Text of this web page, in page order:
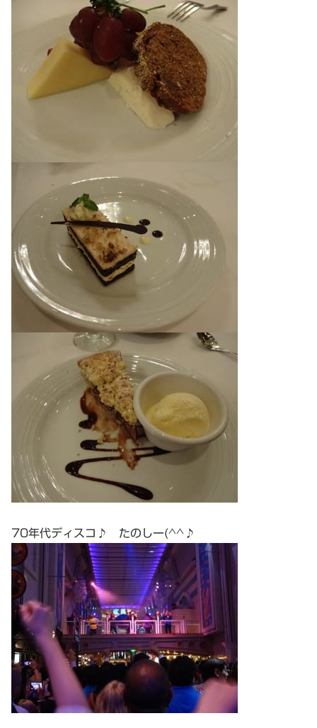
70年代ディスコ♪ たのしー(^^♪